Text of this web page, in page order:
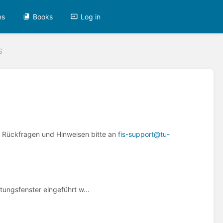
Books Log in
und Hinweisen bitte an fis-support@tu-
eingeführt w...